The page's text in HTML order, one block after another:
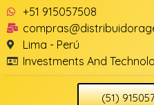
+51 915057508
Lima - Perú
Investments And
(51)